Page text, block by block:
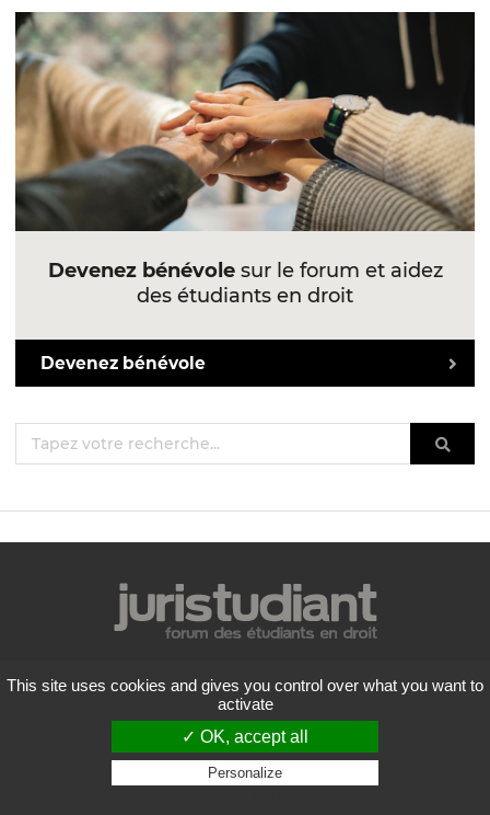
Devenez bénévolesur le forum et aidez
des étudiants en droit
Devenez bénévole
Mentions légales
Politique de confidentialité
Conditions générales d'utilisation
Liste des forums
Contactez-nous
This site uses cookies and gives you control over what you want to
activate
✓ OK, accept all
Personalize